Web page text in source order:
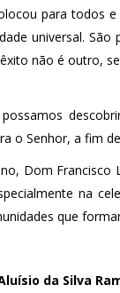
para todos
universal.
não é outro,
o Senhor, a fim
Dom
na
que
da Silva